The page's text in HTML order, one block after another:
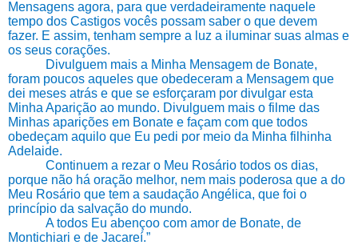
Mensagens agora, para que verdadeiramente naquele
tempo dos Castigos vocês possam saber o que devem
fazer. E assim, tenham sempre a luz a iluminar suas almas e
os seus corações.
Divulguem mais a Minha Mensagem de Bonate,
foram poucos aqueles que obedeceram a Mensagem que
dei meses atrás e que se esforçaram por divulgar esta
Minha Aparição ao mundo. Divulguem mais o filme das
Minhas aparições em Bonate e façam com que todos
obedeçam aquilo que Eu pedi por meio da Minha filhinha
Adelaide.
Continuem a rezar o Meu Rosário todos os dias,
porque não há oração melhor, nem mais poderosa que a do
Meu Rosário que tem a saudação Angélica, que foi o
princípio da salvação do mundo.
A todos Eu abençoo com amor de Bonate, de
Montichiari e de Jacareí.”